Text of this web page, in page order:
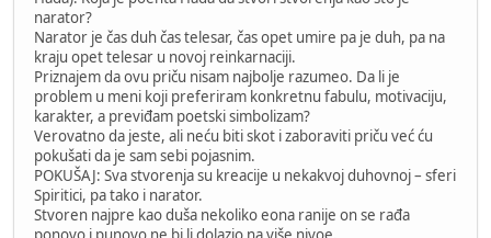
narator?
Narator je čas duh čas telesar, čas opet umire pa je duh, pa na
kraju opet telesar u novoj reinkarnaciji.
Priznajem da ovu priču nisam najbolje razumeo. Da li je
problem u meni koji preferiram konkretnu fabulu, motivaciju,
karakter, a previđam poetski simbolizam?
Verovatno da jeste, ali neću biti skot i zaboraviti priču već ću
pokušati da je sam sebi pojasnim.
POKUŠAJ: Sva stvorenja su kreacije u nekakvoj duhovnoj – sferi
Spiritici, pa tako i narator.
Stvoren najpre kao duša nekoliko eona ranije on se rađa